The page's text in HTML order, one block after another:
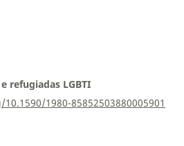
refugiadas LGBTI
1980-85852503880005901